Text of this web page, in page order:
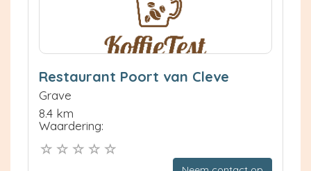
Restaurant Poort van Cleve
Grave
8.4 km
Waardering: